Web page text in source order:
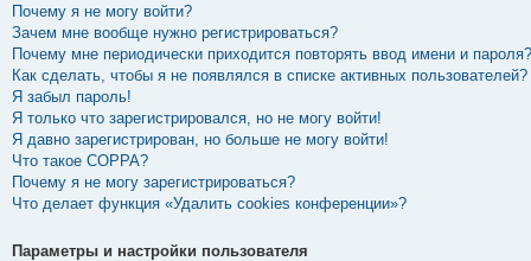
Почему я не могу войти?
Зачем мне вообще нужно регистрироваться?
Почему мне периодически приходится повторять ввод имени и пароля?
Как сделать, чтобы я не появлялся в списке активных пользователей?
Я забыл пароль!
Я только что зарегистрировался, но не могу войти!
Я давно зарегистрирован, но больше не могу войти!
Что такое COPPA?
Почему я не могу зарегистрироваться?
Что делает функция «Удалить cookies конференции»?
Параметры и настройки пользователя